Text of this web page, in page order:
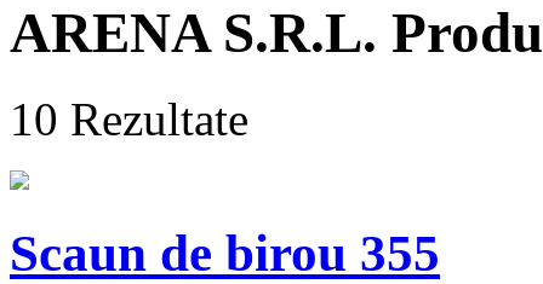
ARENA S.R.L.
10 Rezultate
Scaun de birou 355